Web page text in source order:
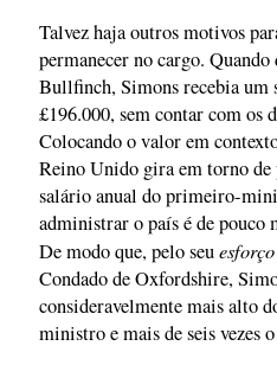
Talvez haja outros motivos
permanecer no cargo.
Bullfinch, Simons recebia um
£196.000, sem contar com os
Colocando o valor em
Reino Unido gira em torno de
salário anual do primeiro-
administrar o país é de pouco
De modo que, pelo seu
Condado de Oxfordshire,
consideravelmente mais alto
ministro e mais de seis vezes